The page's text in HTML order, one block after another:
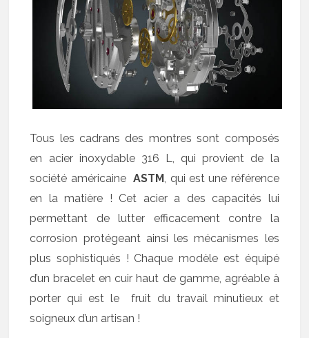
Tous les cadrans des montres sont composés
en acier inoxydable 316 L, qui provient de la
société américaineASTM , qui est une référence
en la matière ! Cet acier a des capacités lui
permettant de lutter efficacement contre la
corrosion protégeant ainsi les mécanismes les
plus sophistiqués ! Chaque modèle est équipé
d’un bracelet en cuir haut de gamme, agréable à
porter qui est le fruit du travail minutieux et
soigneux d’un artisan !